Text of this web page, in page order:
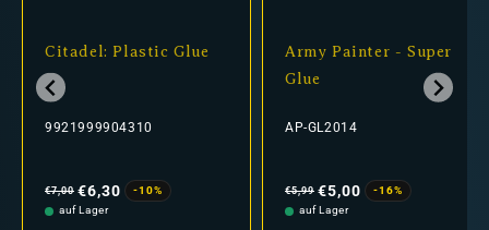
Citadel: Plastic Glue
9921999904310
Preis
€7,00 €6,30
-10%
auf Lager
Army Painter - Super
Glue
AP-GL2014
Preis
€5,99 €5,00
-16%
auf Lager